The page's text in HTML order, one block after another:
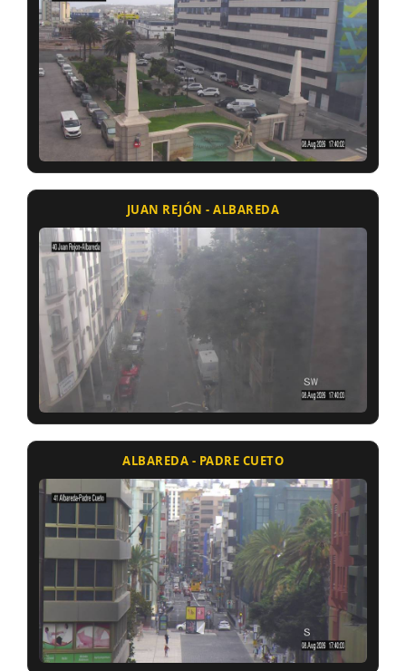
JUAN REJÓN - ALBAREDA
ALBAREDA - PADRE CUETO